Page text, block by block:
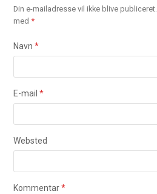
Din e-mailadresse vil ikke blive publiceret.
med*
Navn*
E-mail*
Websted
Kommentar*